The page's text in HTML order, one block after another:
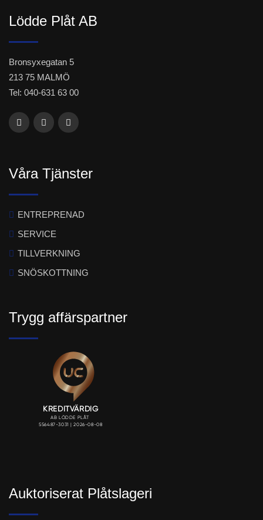
Lödde Plåt AB
Bronsyxegatan 5
213 75 MALMÖ
Tel: 040-631 63 00
Våra Tjänster
ENTREPRENAD
SERVICE
TILLVERKNING
SNÖSKOTTNING
Trygg affärspartner
Auktoriserat Plåtslageri